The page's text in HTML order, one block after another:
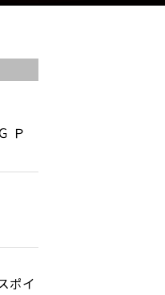
Ｐ
ポイ